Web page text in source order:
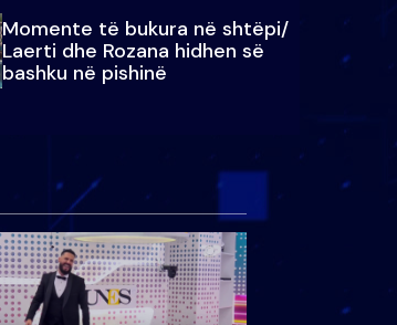
Momente të bukura në shtëpi/
Laerti dhe Rozana hidhen së
bashku në pishinë